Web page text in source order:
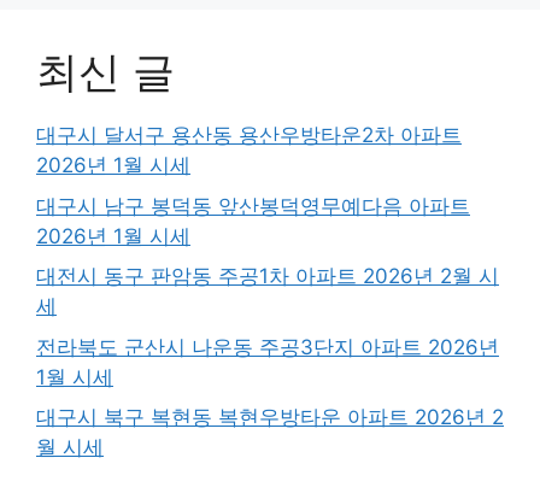
최신 글
대구시 달서구 용산동 용산우방타운2차 아파트
2026년 1월 시세
대구시 남구 봉덕동 앞산봉덕영무예다음 아파트
2026년 1월 시세
대전시 동구 판암동 주공1차 아파트 2026년 2월 시
세
전라북도 군산시 나운동 주공3단지 아파트 2026년
1월 시세
대구시 북구 복현동 복현우방타운 아파트 2026년 2
월 시세